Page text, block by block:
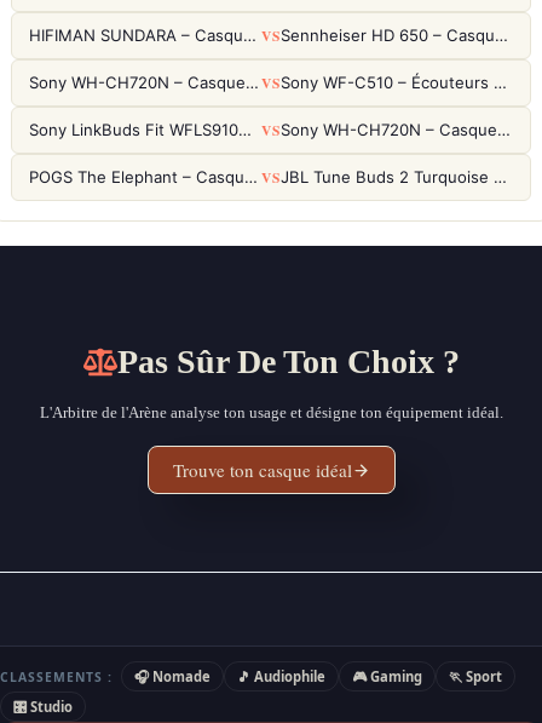
HIFIMAN SUNDARA – Casque Planar Magnetic Ouvert Over-Ear Audiophile VS Sennheiser HD 650 – Casque audiophile ouvert pour l'écoute analytique
Sony WH-CH720N – Casque ANC 35h, Ultra-léger (192g) avec Processeur V1 VS Sony WF-C510 – Écouteurs True Wireless compacts, autonomie 22h et multipoint
Sony LinkBuds Fit WFLS910NW Blanc – Écouteurs Sport Ailes ANC VS Sony WH-CH720N – Casque ANC 35h, Ultra-léger (192g) avec Processeur V1
POGS The Elephant – Casque Filaire Enfants 85dB POGS-Safe™ (Éco-Responsable) VS JBL Tune Buds 2 Turquoise – Écouteurs True Wireless avec ANC et autonomie 48h
Pas Sûr De Ton Choix ?
L'Arbitre de l'Arène analyse ton usage et désigne ton équipement idéal.
Trouve ton casque idéal
CLASSEMENTS : 🎧 Nomade 🎵 Audiophile 🎮 Gaming
🏃 Sport
🎛 Studio